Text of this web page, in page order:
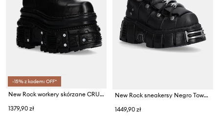
-15% z kodem: OFF*
New Rock workery skórzane CRUST NEGRO + TANK NEGRO TORNILLOS E-34
1379,90 zł
New Rock sneakersy Negro Tower + Negro Acero
1449,90 zł